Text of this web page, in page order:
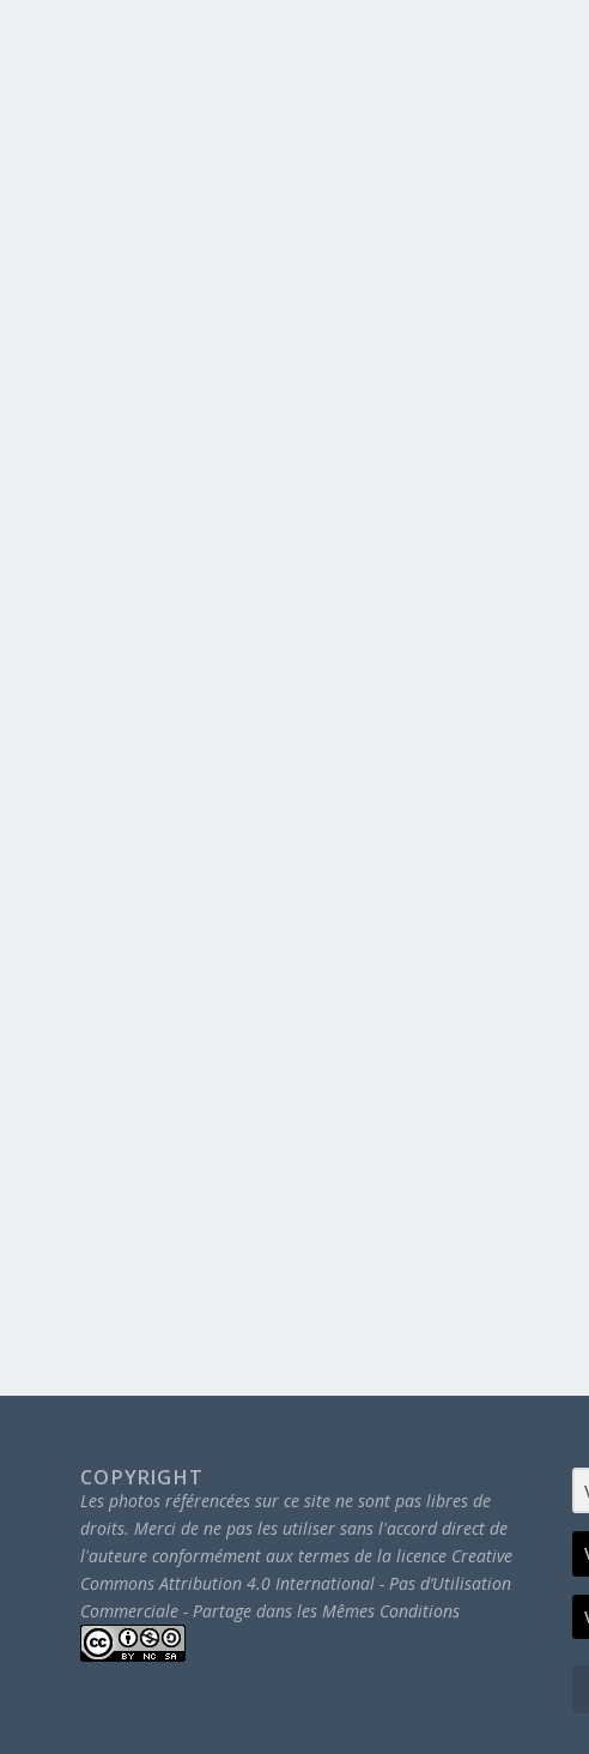
COPYRIGHT
Les photos référencées sur ce site ne sont pas libres de
droits.Merci de ne pas les utiliser sans l'accord direct de
l'auteure conformément aux termes de la licence Creative
Commons Attribution 4.0 International - Pas d’Utilisation
Commerciale - Partage dans les Mêmes Conditions